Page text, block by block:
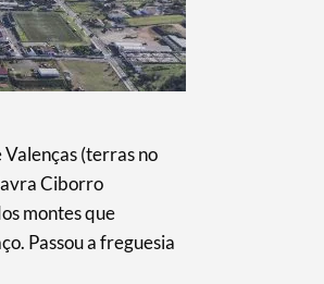
(terras no
Ciborro
montes que
Passou a freguesia